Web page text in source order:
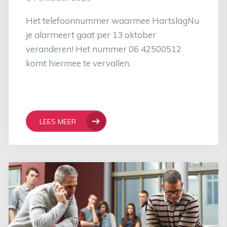
Het telefoonnummer waarmee HartslagNu
je alarmeert gaat per 13 oktober
veranderen! Het nummer 06 42500512
komt hiermee te vervallen.
LEES MEER